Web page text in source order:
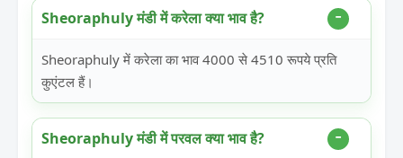
Sheoraphuly मंडी में करेला क्या भाव है?
Sheoraphuly में करेला का भाव 4000 से 4510 रूपये प्रति
कुएंटल हैं।
Sheoraphuly मंडी में परवल क्या भाव है?